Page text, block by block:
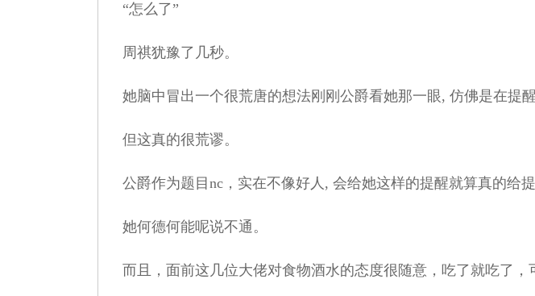
“怎么了”
周祺犹豫了几秒。
她脑中冒出一个很荒唐的想法刚刚公爵看她那一眼, 仿佛是在提醒
但这真的很荒谬。
公爵作为题目nc，实在不像好人, 会给她这样的提醒就算真的给
她何德何能呢说不通。
而且，面前这几位大佬对食物酒水的态度很随意，吃了就吃了，